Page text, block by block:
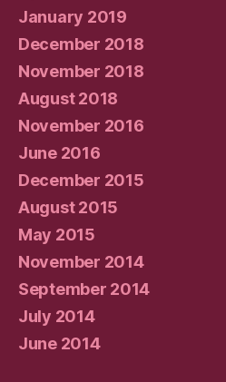
January 2019
December 2018
November 2018
August 2018
November 2016
June 2016
December 2015
August 2015
May 2015
November 2014
September 2014
July 2014
June 2014